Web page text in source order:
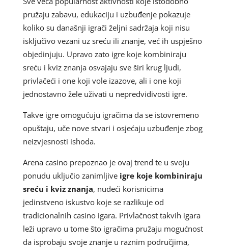
pružaju zabavu, edukaciju i uzbuđenje pokazuje
koliko su današnji igrači željni sadržaja koji nisu
isključivo vezani uz sreću ili znanje, već ih uspješno
objedinjuju. Upravo zato igre koje kombiniraju
sreću i kviz znanja osvajaju sve širi krug ljudi,
privlačeći i one koji vole izazove, ali i one koji
jednostavno žele uživati u nepredvidivosti igre.
Takve igre omogućuju igračima da se istovremeno
opuštaju, uče nove stvari i osjećaju uzbuđenje zbog
neizvjesnosti ishoda.
Arena casino prepoznao je ovaj trend te u svoju
ponudu uključio zanimljive igre koje kombiniraju
sreću i kviz znanja, nudeći korisnicima
jedinstveno iskustvo koje se razlikuje od
tradicionalnih casino igara. Privlačnost takvih igara
leži upravo u tome što igračima pružaju mogućnost
da isprobaju svoje znanje u raznim područjima,